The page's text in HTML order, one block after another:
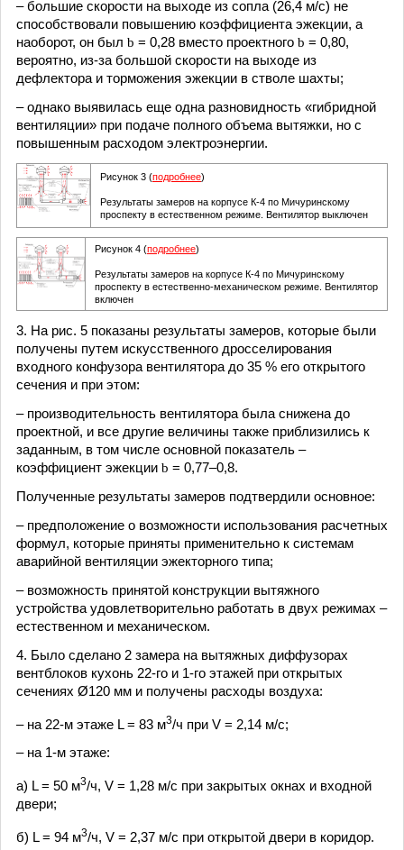
– большие скорости на выходе из сопла (26,4 м/с) не
способствовали повышению коэффициента эжекции, а
наоборот, он был b = 0,28 вместо проектного b = 0,80,
вероятно, из-за большой скорости на выходе из
дефлектора и торможения эжекции в стволе шахты;
– однако выявилась еще одна разновидность «гибридной
вентиляции» при подаче полного объема вытяжки, но с
повышенным расходом электроэнергии.
Рисунок 3 (подробнее)
Результаты замеров на корпусе К-4 по Мичуринскому
проспекту в естественном режиме. Вентилятор выключен
Рисунок 4 (подробнее)
Результаты замеров на корпусе К-4 по Мичуринскому
проспекту в естественно-механическом режиме. Вентилятор
включен
3. На рис. 5 показаны результаты замеров, которые были
получены путем искусственного дросселирования
входного конфузора вентилятора до 35 % его открытого
сечения и при этом:
– производительность вентилятора была снижена до
проектной, и все другие величины также приблизились к
заданным, в том числе основной показатель –
коэффициент эжекции b = 0,77–0,8.
Полученные результаты замеров подтвердили основное:
– предположение о возможности использования расчетных
формул, которые приняты применительно к системам
аварийной вентиляции эжекторного типа;
– возможность принятой конструкции вытяжного
устройства удовлетворительно работать в двух режимах –
естественном и механическом.
4. Было сделано 2 замера на вытяжных диффузорах
вентблоков кухонь 22-го и 1-го этажей при открытых
сечениях Ø120 мм и получены расходы воздуха:
– на 22-м этаже L = 83 м3/ч при V = 2,14 м/с;
– на 1-м этаже:
а) L = 50 м3/ч, V = 1,28 м/с при закрытых окнах и входной
двери;
б) L = 94 м3/ч, V = 2,37 м/с при открытой двери в коридор.